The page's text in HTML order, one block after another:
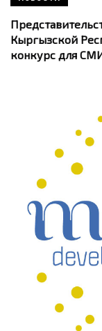
Кыргызской
конкурс для